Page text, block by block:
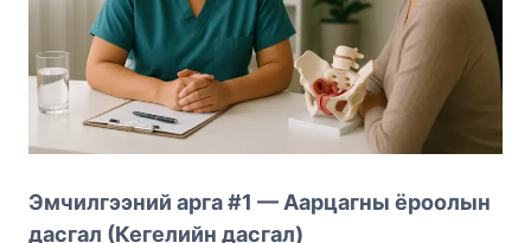
Эмчилгээний арга #1 — Аарцагны ёроолын
дасгал (Кегелийн дасгал)